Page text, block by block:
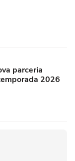
parceria
2026